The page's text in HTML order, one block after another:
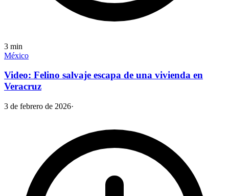
3 min
México
Video: Felino salvaje escapa de una vivienda en
Veracruz
3 de febrero de 2026·